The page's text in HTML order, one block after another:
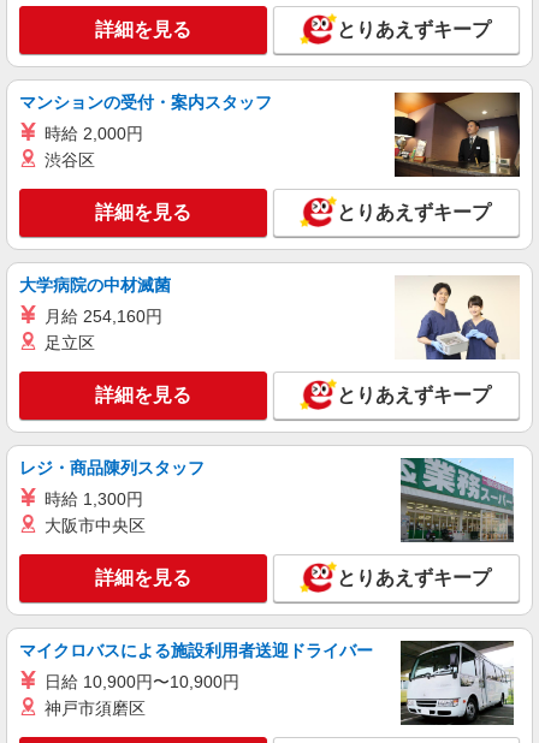
機械オペレーター業務
時給1550円 月収例：346、000円（月収例21日
実働残業代込）（残業・休日出勤手当て等が含ま
れています） 交通費全額支給
長野県駒ヶ根市 ＊車通勤OK
キープ 詳細を見る
株式会社テクノ・サービス/お仕事No/0893444
組立・検査作業など
時給1600円 月収例：363、000円（月収例21日
実働残業代込）（残業・休日出勤手当て等が含ま
キープ 詳細を見る
株式会社テクノ・サービス/お仕事No/0889580
時給1300円 月収例：245、000円（月収例21日
実働残業代込）（残業・休日出勤手当て等が含ま
れています） 交通費全額支給
長野県駒ヶ根市 ＊車通勤OK
キープ 詳細を見る
詳細を見る とりあえずキープ
マンションの受付・案内スタッフ
時給 2,000円
渋谷区
詳細を見る とりあえずキープ
大学病院の中材滅菌
月給 254,160円
足立区
詳細を見る とりあえずキープ
レジ・商品陳列スタッフ
時給 1,300円
大阪市中央区
詳細を見る とりあえずキープ
マイクロバスによる施設利用者送迎ドライバー
日給 10,900円〜10,900円
神戸市須磨区